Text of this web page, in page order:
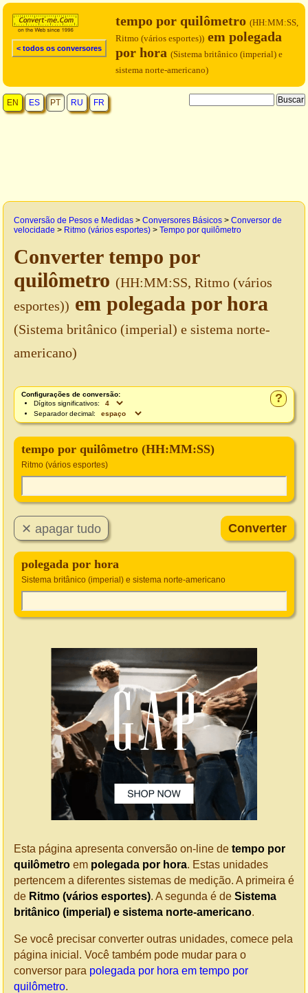
< todos os conversores
tempo por quilômetro (HH:MM:SS,
Ritmo (vários esportes)) em polegada
por hora (Sistema britânico (imperial) e
sistema norte-americano)
EN ES PT RU FR
Conversão de Pesos e Medidas > Conversores Básicos > Conversor de
velocidade > Ritmo (vários esportes) > Tempo por quilômetro
Converter tempo por
quilômetro (HH:MM:SS, Ritmo (vários
esportes)) em polegada por hora
(Sistema britânico (imperial) e sistema norte-
americano)
?
Configurações de conversão:
Dígitos significativos:
Separador decimal:
tempo por quilômetro (HH:MM:SS)
Ritmo (vários esportes)
polegada por hora
Sistema britânico (imperial) e sistema norte-americano
Esta página apresenta conversão on-line de tempo por
quilômetro em polegada por hora. Estas unidades
pertencem a diferentes sistemas de medição. A primeira é
de Ritmo (vários esportes). A segunda é de Sistema
britânico (imperial) e sistema norte-americano.
Se você precisar converter outras unidades, comece pela
página inicial. Você também pode mudar para o
conversor para polegada por hora em tempo por
quilômetro.